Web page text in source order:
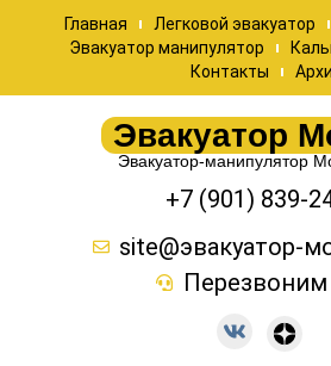
Главная Легковой эвакуатор
Эвакуатор манипулятор
Контакты
Эвакуатор
Эвакуатор-манипулятор
+7 (901) 839-
site@эвакуатор-